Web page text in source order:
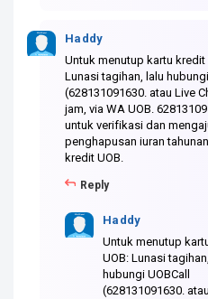
Haddy
Untuk menutup kartu kredit
Lunasi tagihan, lalu hubungi
(628131091630. atau Live
jam, via WA UOB.
untuk verifikasi dan
penghapusan iuran
kredit UOB.
Reply
Haddy
Untuk menutup
UOB: Lunasi
hubungi UOBCall
(628131091630.